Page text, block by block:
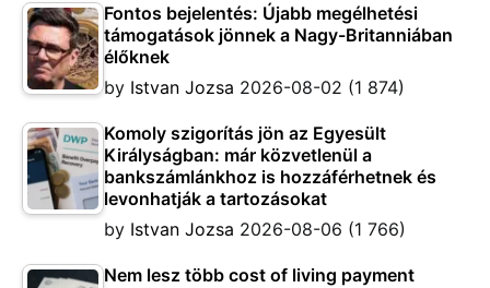
Fontos bejelentés: Újabb megélhetési
támogatások jönnek a Nagy-Britanniában
élőknek
by Istvan Jozsa 2026-08-02 (1 874)
Komoly szigorítás jön az Egyesült
Királyságban: már közvetlenül a
bankszámlánkhoz is hozzáférhetnek és
levonhatják a tartozásokat
by Istvan Jozsa 2026-08-06 (1 766)
Nem lesz több cost of living payment